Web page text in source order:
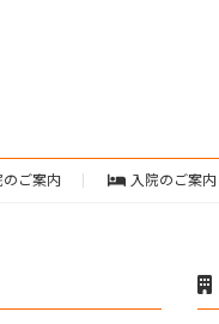
のご案内 入院のご案内